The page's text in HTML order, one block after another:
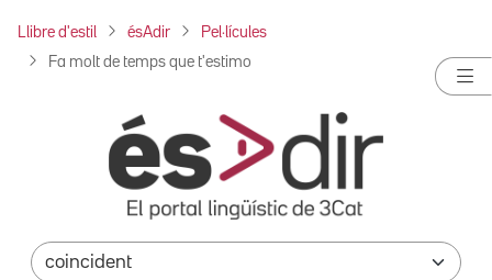
Llibre d'estil ésAdir Pel·lícules
Fa molt de temps que t'estimo